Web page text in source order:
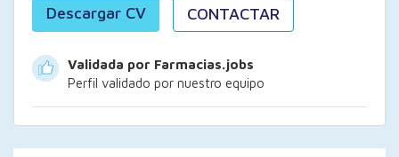
Descargar CV CONTACTAR
Validada por Farmacias.jobs
Perfil validado por nuestro equipo